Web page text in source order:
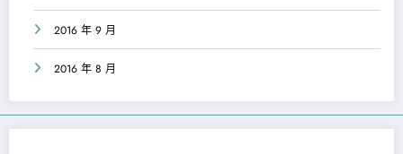
2016 年 9 月
2016 年 8 月